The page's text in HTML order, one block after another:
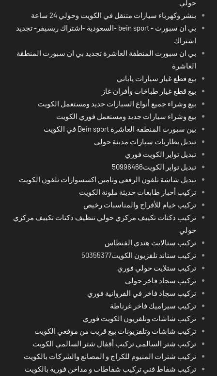
حولي
بنشر وكهرباء سيارات متنقل في الكويت وحولي 24 ساعة
بي ان سبورت - bein sport -السعودية -اشتراك ريسيفر- تجديد
اشتراك
بي ان سبورت المنطقة العاشرة تجديد بي ان سبورت المنطقة
العاشرة
بيع قطع غيار سيارات ياباني
بيع قطع غيار طباخات وأفران غاز
بيع وشراء جميع أنواع السيارات جديد ومستعمل الكويت
بيع وشراء سيارات جديد ومستعمل فوري الكويت
بين سبورت المنطقة العاشرة Bein sport في الكويت
تبديل بطاريات سيارات مدينة حولي
تبديل تواير الكويت فوري
تبديل تواير الكويت50996466
تبديل شاشة تلفون الرقعي وتامين اكسسوارات تلفون الكويت
تركيب أحبار طابعات حديثة ملونة الكويت
تركيب خيام للأفراح والمناسبات رخيص
تركيب دكتات تكييف مركزي حولي تنظيف دكتات تكييف مركزي
حولي
تركيب ستالايت هندي الفنطاس
تركيب ستاند تلفزيون الكويت50355377
تركيب ستلايت حولي فوري
تركيب سجاد فاخر حولي
تركيب سجاد فاخر في الفروانية فوري
تركيب سيراميك فاخر غرناطة
تركيب شاشات وتلفزيون الكويت فوري
تركيب شاشات وتلفزيونات بيع قريب من موقعي الكويت
تركيب شتر السالمي تركيب أقفال شتر السالمي الكويت
تركيب شترات المنيوم للكراج و المصانع والشركات بالكويت
تركيب شفاط فني تركيب شفاطات و مداخن فورية بالكويت